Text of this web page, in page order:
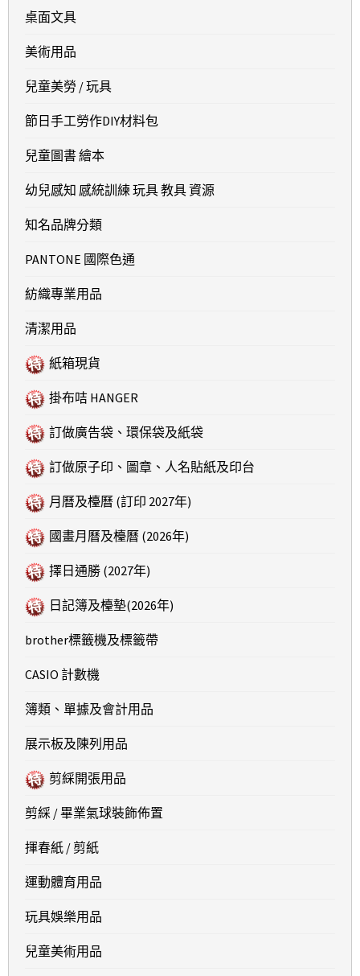
桌面文具
美術用品
兒童美勞 / 玩具
節日手工勞作DIY材料包
兒童圖書 繪本
幼兒感知 感統訓練 玩具 教具 資源
知名品牌分類
PANTONE 國際色通
紡織專業用品
清潔用品
紙箱現貨
掛布咭 HANGER
訂做廣告袋、環保袋及紙袋
訂做原子印、圖章、人名貼紙及印台
月曆及檯曆 (訂印 2027年)
國畫月曆及檯曆 (2026年)
擇日通勝 (2027年)
日記簿及檯墊(2026年)
brother標籤機及標籤帶
CASIO 計數機
簿類、單據及會計用品
展示板及陳列用品
剪綵開張用品
剪綵 / 畢業氣球裝飾佈置
揮春紙 / 剪紙
運動體育用品
玩具娛樂用品
兒童美術用品